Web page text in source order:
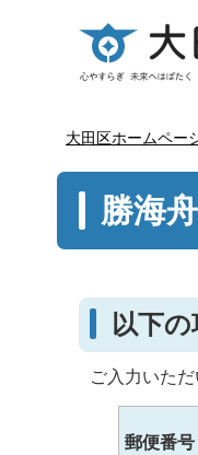
大田区ホームペー
こ
勝海
以下
ご入力いた
郵便番号